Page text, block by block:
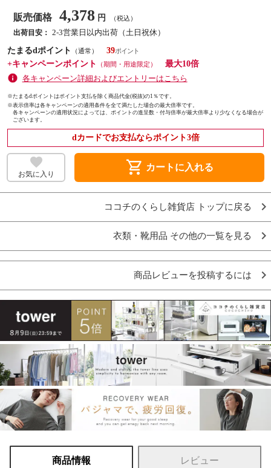
販売価格 4,378 円 （税込）
出荷目安： 2-3営業日以内出荷（土日祝休）
たまるdポイント
（通常）
39
+キャンペーンポイント
（期間・用途限定）
最大10倍
各キャンペーン詳細およびエントリーはこちら
※たまるdポイントはポイント支払を除く商品代金(税抜)の1％です。
※表示倍率は各キャンペーンの適用条件を全て満たした場合の最大倍率です。
各キャンペーンの適用状況によっては、ポイントの進呈数・付与倍率が最大倍率より少なくなる場合が
ございます。
dカードでお支払ならポイント3倍
お気に入り shopping_cart カートに入れる
ココチのくらし雑貨店 トップに戻る
衣類・靴用品 その他の一覧を見る
商品レビューを投稿するには
商品情報 レビュー